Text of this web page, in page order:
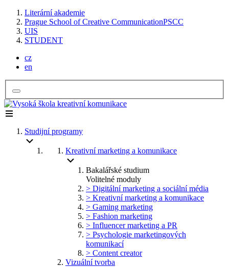
Literární akademie
Prague School of Creative CommunicationPSCC
UIS
STUDENT
cz
en
Studijní programy
Kreativní marketing a komunikace
Bakalářské studium
Volitelné moduly
> Digitální marketing a sociální média
> Kreativní marketing a komunikace
> Gaming marketing
> Fashion marketing
> Influencer marketing a PR
> Psychologie marketingových
komunikací
> Content creator
Vizuální tvorba